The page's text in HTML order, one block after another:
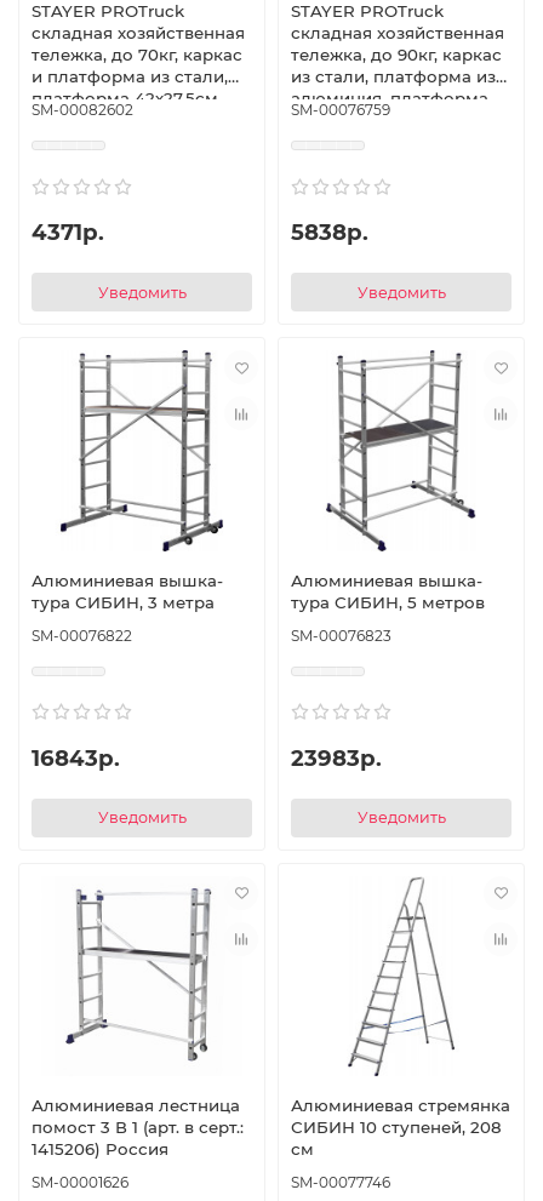
STAYER PROTruck
складная хозяйственная
тележка, до 70кг, каркас
и платформа из стали,
платформа 42х27,5см,
колёса d15см, вес 4,1кг
SM-00082602
4371р.
Уведомить
STAYER PROTruck
складная хозяйственная
тележка, до 90кг, каркас
из стали, платформа из
алюминия, платформа
39х28см, колёса d13см,
вес 4,0кг
SM-00076759
5838р.
Уведомить
Алюминиевая вышка-
тура СИБИН, 3 метра
SM-00076822
16843р.
Уведомить
Алюминиевая вышка-
тура СИБИН, 5 метров
SM-00076823
23983р.
Уведомить
Алюминиевая лестница
помост 3 В 1 (арт. в серт.:
1415206) Россия
SM-00001626
Алюминиевая стремянка
СИБИН 10 ступеней, 208
см
SM-00077746